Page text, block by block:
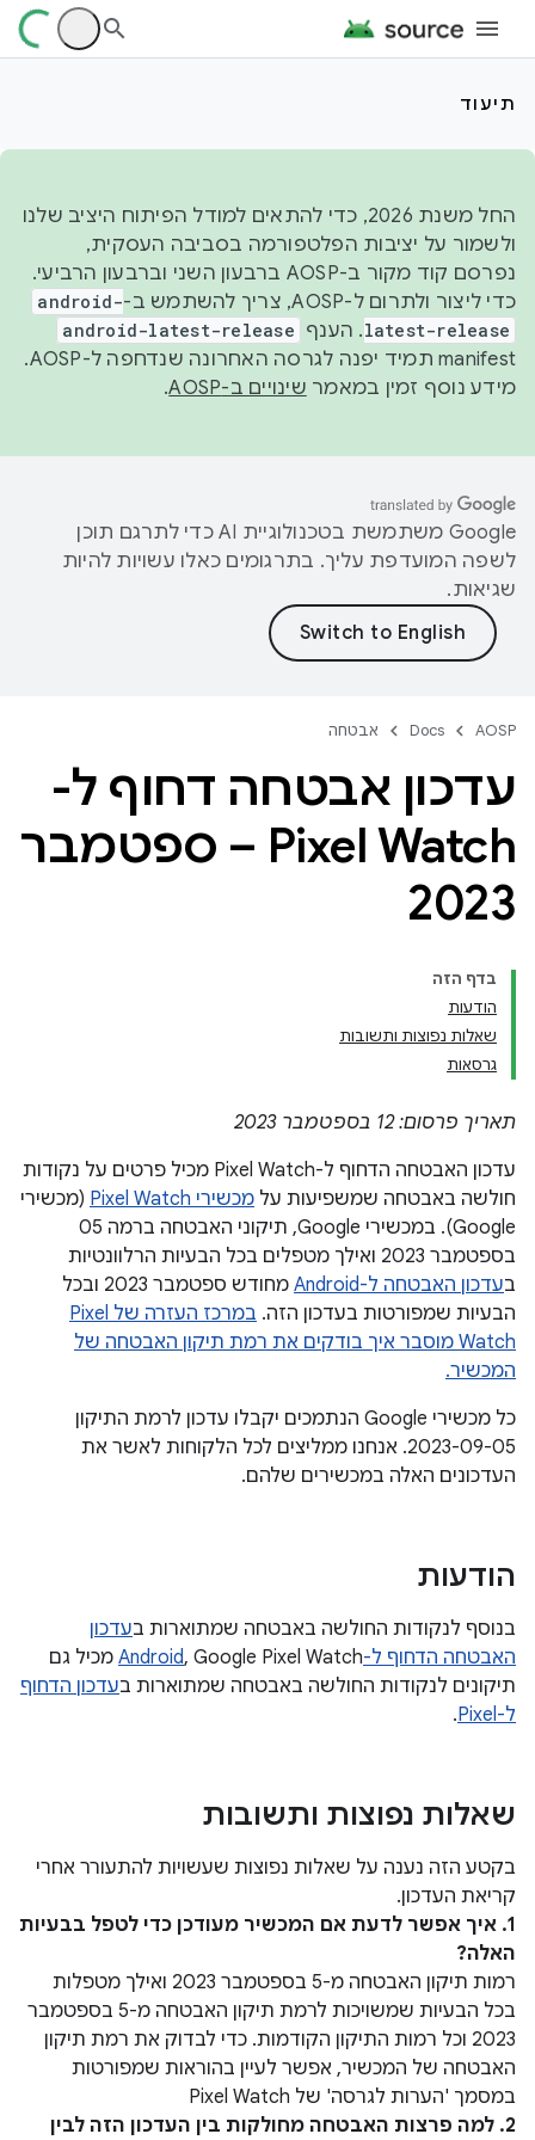
תיעוד
החל משנת 2026, כדי להתאים למודל הפיתוח היציב שלנו
ולשמור על יציבות הפלטפורמה בסביבה העסקית,
נפרסם קוד מקור ב-AOSP ברבעון השני וברבעון הרביעי.
כדי ליצור ולתרום ל-AOSP, צריך להשתמש ב-
android-
latest-release. הענף android-latest-release
manifest תמיד יפנה לגרסה האחרונה שנדחפה ל-AOSP.
מידע נוסף זמין במאמר שינויים ב-AOSP .
‫Google משתמשת בטכנולוגיית AI כדי לתרגם תוכן
לשפה המועדפת עליך. בתרגומים כאלו עשויות להיות
שגיאות.
AOSP
Docs אבטחה
עדכון אבטחה דחוף ל-
Pixel Watch – ספטמבר
2023
בדף הזה
הודעות
שאלות נפוצות ותשובות
גרסאות
תאריך פרסום: 12 בספטמבר 2023
עדכון האבטחה הדחוף ל-Pixel Watch מכיל פרטים על נקודות
חולשה באבטחה שמשפיעות על מכשירי Pixel Watch
(מכשירי
Google). במכשירי Google, תיקוני האבטחה ברמה 05
בספטמבר 2023 ואילך מטפלים בכל הבעיות הרלוונטיות
בעדכון האבטחה ל-Android
מחודש ספטמבר 2023 ובכל
הבעיות שמפורטות בעדכון הזה.
במרכז העזרה של Pixel
Watch מוסבר איך בודקים את רמת תיקון האבטחה של
המכשיר.
כל מכשירי Google הנתמכים יקבלו עדכון לרמת התיקון
‎2023-09-05. אנחנו ממליצים לכל הלקוחות לאשר את
העדכונים האלה במכשירים שלהם.
הודעות
בנוסף לנקודות החולשה באבטחה שמתוארות בעדכון
האבטחה הדחוף ל-Android
, Google Pixel Watch מכיל גם
תיקונים לנקודות החולשה באבטחה שמתוארות בעדכון הדחוף
ל-Pixel
.
שאלות נפוצות ותשובות
בקטע הזה נענה על שאלות נפוצות שעשויות להתעורר אחרי
קריאת העדכון.
1. איך אפשר לדעת אם המכשיר מעודכן כדי לטפל בבעיות
האלה?
רמות תיקון האבטחה מ-5 בספטמבר 2023 ואילך מטפלות
בכל הבעיות שמשויכות לרמת תיקון האבטחה מ-5 בספטמבר
2023 וכל רמות התיקון הקודמות. כדי לבדוק את רמת תיקון
האבטחה של המכשיר, אפשר לעיין בהוראות שמפורטות
במסמך 'הערות לגרסה' של Pixel Watch
2. למה פרצות האבטחה מחולקות בין העדכון הזה לבין